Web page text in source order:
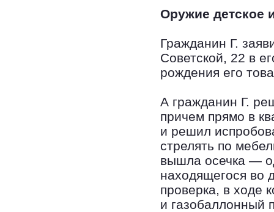
Оружие детское
Гражданин Г.
Советской, 22 в
рождения его
А гражданин Г.
причем прямо в
и решил
стрелять по
вышла осечка —
находящегося во
проверка, в ходе
и газобаллонный